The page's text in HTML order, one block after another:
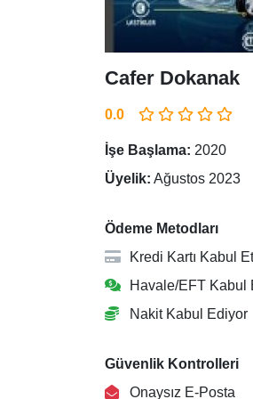
Cafer Dokanak
0.0
İşe Başlama: 2020
Üyelik: Ağustos 2023
Ödeme Metodları
Kredi Kartı Kabul
Havale/EFT Kabul
Nakit Kabul Ediyor
Güvenlik Kontrolleri
Onaysız E-Posta